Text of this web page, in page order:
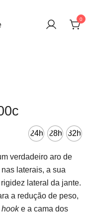
0
24h 28h 32h
verdadeiro aro de
nas laterais, a sua
lateral da jante.
a redução de peso,
e a cama dos